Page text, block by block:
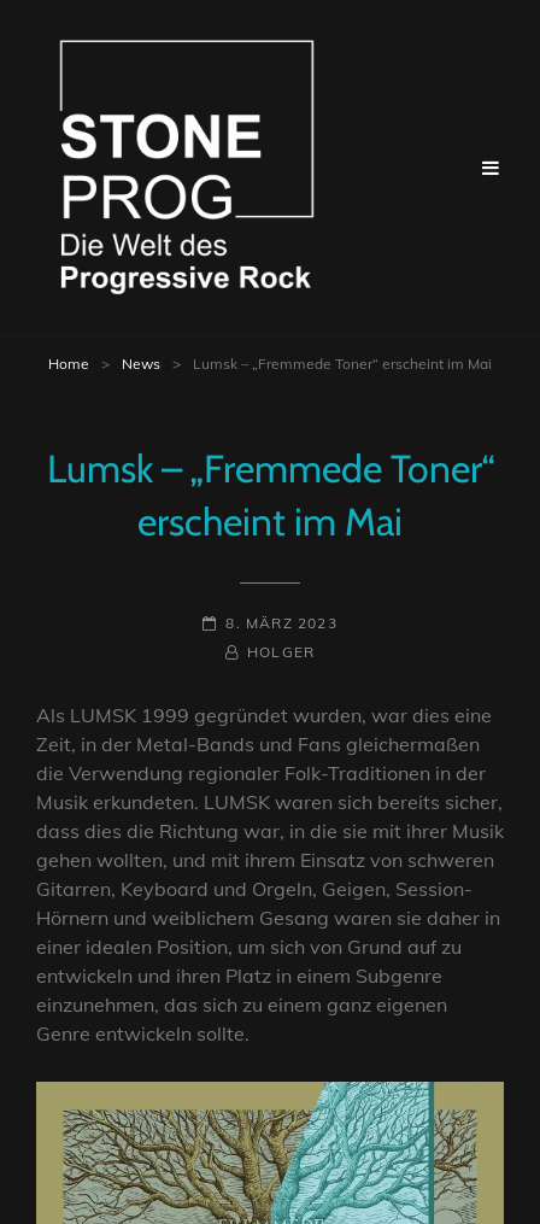
Home > News > Lumsk – „Fremmede Toner“ erscheint im Mai
Lumsk – „Fremmede Toner“
erscheint im Mai
POSTED-
ON
8. MÄRZ 2023
BY
BYLINEHOLGER
Als LUMSK 1999 gegründet wurden, war dies eine
Zeit, in der Metal-Bands und Fans gleichermaßen
die Verwendung regionaler Folk-Traditionen in der
Musik erkundeten. LUMSK waren sich bereits sicher,
dass dies die Richtung war, in die sie mit ihrer Musik
gehen wollten, und mit ihrem Einsatz von schweren
Gitarren, Keyboard und Orgeln, Geigen, Session-
Hörnern und weiblichem Gesang waren sie daher in
einer idealen Position, um sich von Grund auf zu
entwickeln und ihren Platz in einem Subgenre
einzunehmen, das sich zu einem ganz eigenen
Genre entwickeln sollte.